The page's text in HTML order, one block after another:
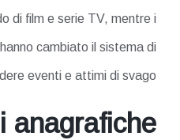
di film e serie TV, mentre i
cambiato il sistema di
eventi e attimi di svago.
anagrafiche